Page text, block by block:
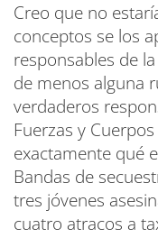
Creo que no
conceptos se los
responsables de
de menos alguna
verdaderos
Fuerzas y
exactamente qué
Bandas de
tres jóvenes
cuatro atracos a